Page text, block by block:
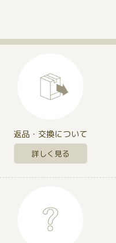
返品・交換について
詳しく見る